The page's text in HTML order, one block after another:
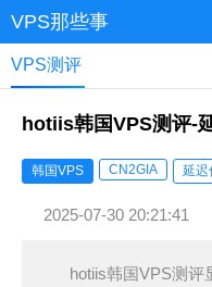
VPS那些事
VPS测评
hotiis韩国VPS测评-
韩国VPS CN2GIA 延迟
2025-07-30 20:21:41
hotiis韩国VPS测评